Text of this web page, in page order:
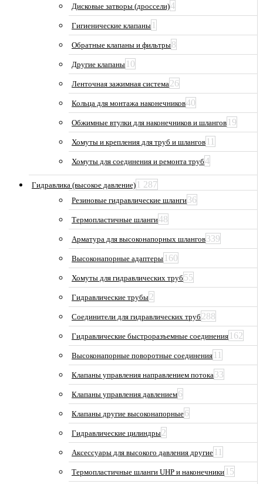
Дисковые затворы (дроссели)4
Гигиенические клапаны 1
Обратные клапаны и фильтры8
Другие клапаны 10
Ленточная зажимная система26
Кольца для монтажа наконечников40
Обжимные втулки для наконечников и шлангов 19
Хомуты и крепления для труб и шлангов 11
Хомуты для соединения и ремонта труб4
Гидравлика (высокое давление) 1 287
Резиновые гидравлические шланги36
Термопластичные шланги48
Арматура для высоконапорных шлангов339
Высоконапорные адаптеры 160
Хомуты для гидравлических труб 55
Гидравлические трубы2
Соединители для гидравлических труб 288
Гидравлические быстроразъемные соединения 162
Высоконапорные поворотные соединения 11
Клапаны управления направлением потока33
Клапаны управления давлением6
Клапаны другие высоконапорные6
Гидравлические цилиндры2
Аксессуары для высокого давления другие 11
Термопластичные шланги UHP и наконечники 15